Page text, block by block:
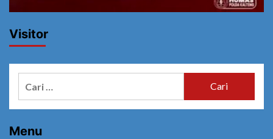
Visitor
Menu